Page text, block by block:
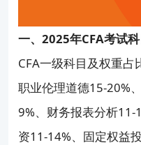
一、2025年CFA考试
CFA一级科目及权重占
职业伦理道德15-20%
9%、财务报表分析11-
资11-14%、固定权益